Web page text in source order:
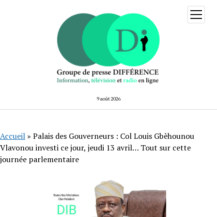
9 août 2026
ouvrir
menu
Accueil » Palais des Gouverneurs : Col Louis Gbèhounou
Vlavonou investi ce jour, jeudi 13 avril… Tout sur cette
journée parlementaire